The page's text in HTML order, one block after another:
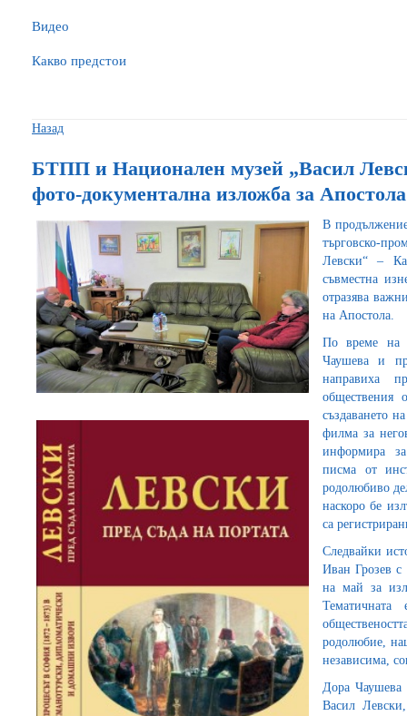
Видео
Какво предстои
Назад
БТПП и Национален музей „Васил
фото-документална изложба за Апостола
В
търговско-
Левски“ –
съвместна
отразява
на Апостола.
По време на
Чаушева и
направиха
обществения
създаването
филма за
информира
писма от
родолюбиво
наскоро бе
са
Следвайки
Иван Грозев
на май за
родолюбие,
независима,
Дора Чаушева
Васил